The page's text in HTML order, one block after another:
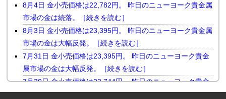
8月4日 金小売価格は22,782円。 昨日のニューヨーク貴金属
市場の金は続落。［続きを読む］
8月3日 金小売価格は23,395円。 昨日のニューヨーク貴金属
市場の金は大幅反発。［続きを読む］
7月31日 金小売価格は23,395円。 昨日のニューヨーク貴金
属市場の金は大幅反発。［続きを読む］
7月30日 金小売価格は23,744円。 昨日のニューヨーク貴金
属市場の金は小幅続落。［続きを読む］